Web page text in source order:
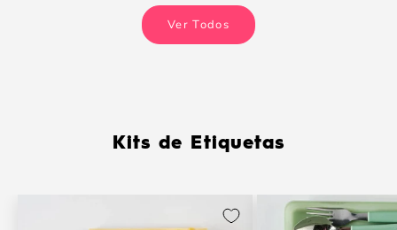
Ver Todos
Kits de Etiquetas